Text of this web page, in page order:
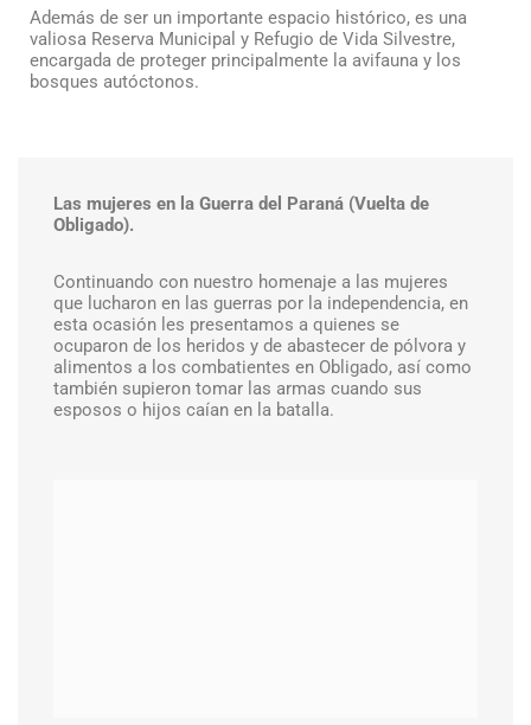
Además de ser un importante espacio histórico, es una
valiosa Reserva Municipal y Refugio de Vida Silvestre,
encargada de proteger principalmente la avifauna y los
bosques autóctonos.
Las mujeres en la Guerra del Paraná (Vuelta de
Obligado).
Continuando con nuestro homenaje a las mujeres
que lucharon en las guerras por la independencia, en
esta ocasión les presentamos a quienes se
ocuparon de los heridos y de abastecer de pólvora y
alimentos a los combatientes en Obligado, así como
también supieron tomar las armas cuando sus
esposos o hijos caían en la batalla.